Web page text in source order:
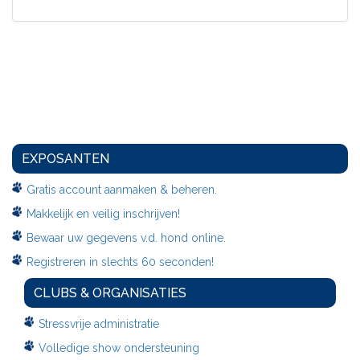
EXPOSANTEN
Gratis account aanmaken & beheren.
Makkelijk en veilig inschrijven!
Bewaar uw gegevens v.d. hond online.
Registreren in slechts 60 seconden!
CLUBS & ORGANISATIES
Stressvrije administratie
Volledige show ondersteuning